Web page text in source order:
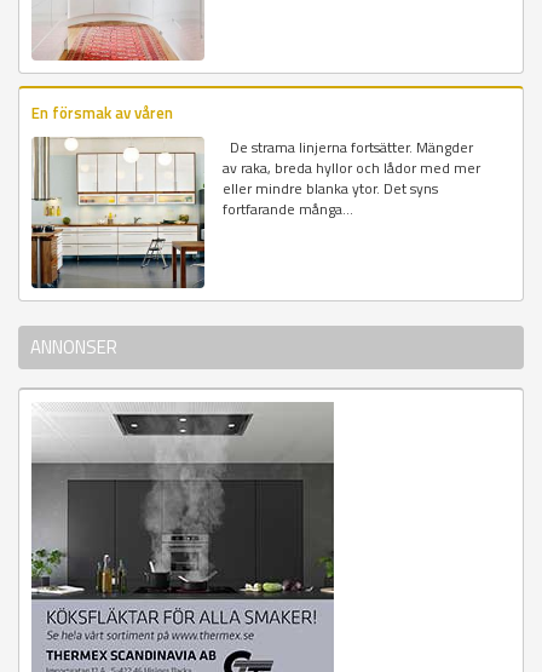
En försmak av våren
De strama linjerna fortsätter. Mängder
av raka, breda hyllor och lådor med mer
eller mindre blanka ytor. Det syns
fortfarande många...
ANNONSER